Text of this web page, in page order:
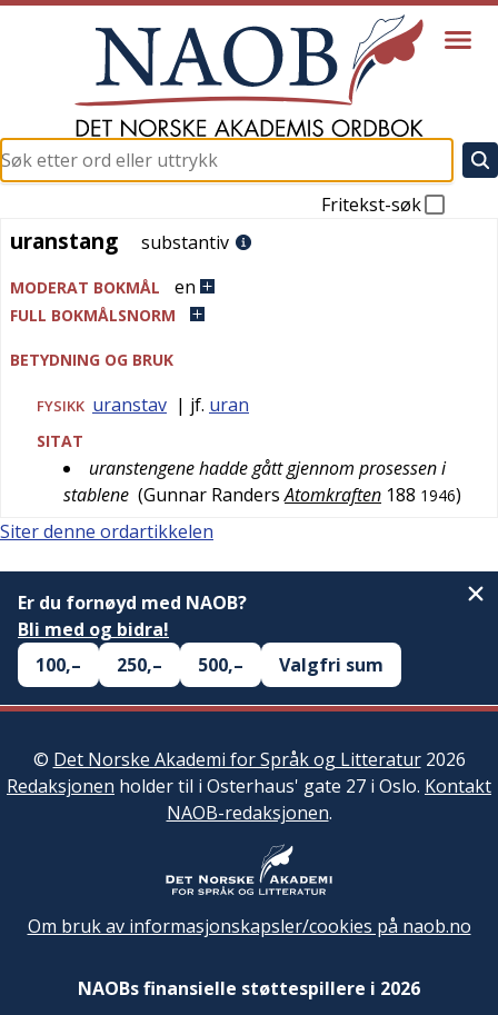
Fritekst-søk
uranstang
uranstang substantiv
MODERAT BOKMÅL en
FULL BOKMÅLSNORM
BETYDNING OG BRUK
FYSIKK uranstav | jf. uran
SITAT
uranstengene hadde gått gjennom prosessen i
stablene (Gunnar Randers Atomkraften 188 1946)
Siter denne ordartikkelen
Er du fornøyd med NAOB?
Bli med og bidra!
100,–
250,– 500,– Valgfri sum
© Det Norske Akademi for Språk og Litteratur2026
Redaksjonen holder til i Osterhaus' gate 27 i Oslo. Kontakt
NAOB-redaksjonen.
Om bruk av informasjonskapsler/cookies på naob.no
NAOBs finansielle støttespillere i 2026